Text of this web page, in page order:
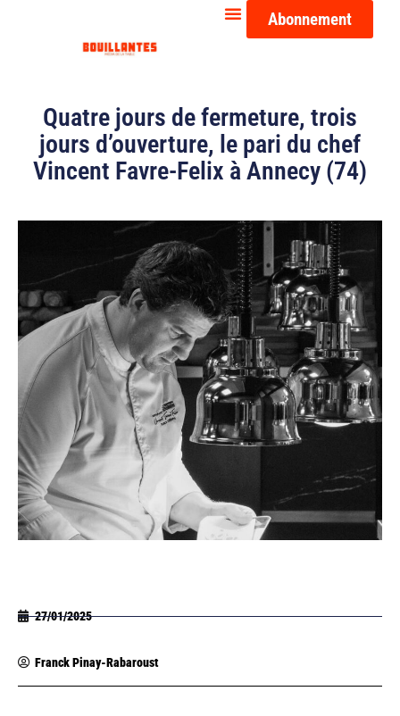
Abonnement
Quatre jours de fermeture, trois
jours d’ouverture, le pari du chef
Vincent Favre-Felix à Annecy (74)
27/01/2025
Franck Pinay-Rabaroust